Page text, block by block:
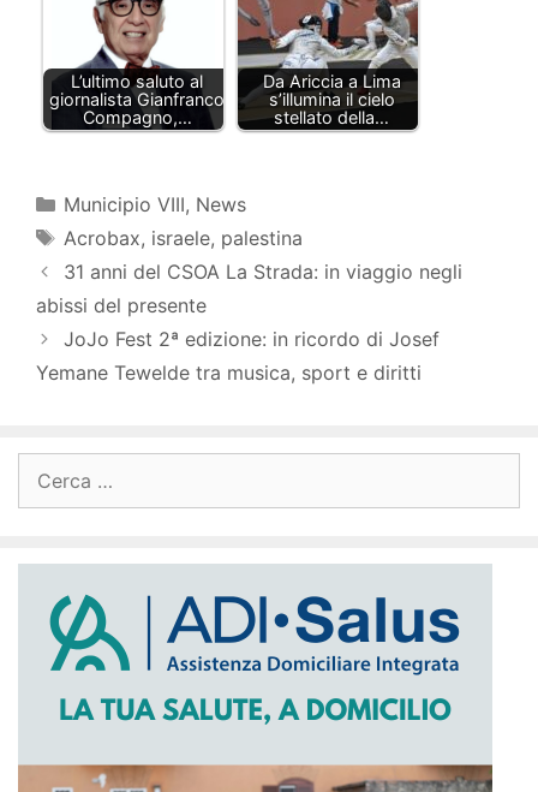
L’ultimo saluto al
giornalista Gianfranco
Compagno,…
Da Ariccia a Lima
s’illumina il cielo
stellato della…
Categorie
Municipio VIII, News
Tag
Acrobax, israele, palestina
31 anni del CSOA La Strada: in viaggio negli
abissi del presente
JoJo Fest 2ª edizione: in ricordo di Josef
Yemane Tewelde tra musica, sport e diritti
per: